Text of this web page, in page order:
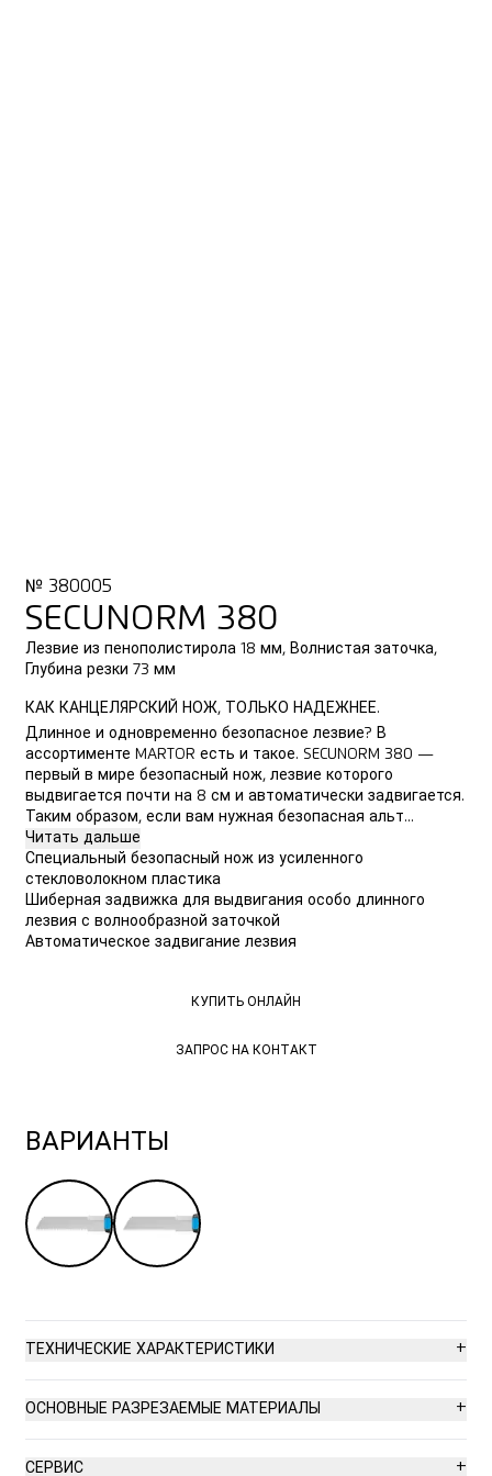
№ 380005
SECUNORM 380
Лезвие из пенополистирола 18 мм, Волнистая заточка,
Глубина резки 73 мм
КАК КАНЦЕЛЯРСКИЙ НОЖ, ТОЛЬКО НАДЕЖНЕЕ.
Длинное и одновременно безопасное лезвие? В
ассортименте MARTOR есть и такое. SECUNORM 380 —
первый в мире безопасный нож, лезвие которого
выдвигается почти на 8 см и автоматически задвигается.
Таким образом, если вам нужная безопасная альт...
Читать дальше
Специальный безопасный нож из усиленного
стекловолокном пластика
Шиберная задвижка для выдвигания особо длинного
лезвия с волнообразной заточкой
Автоматическое задвигание лезвия
КУПИТЬ ОНЛАЙН
ЗАПРОС НА КОНТАКТ
ВАРИАНТЫ
ТЕХНИЧЕСКИЕ ХАРАКТЕРИСТИКИ +
Высокая безопасность
Безопасная смена лезвия (благодаря магниту)
ОСНОВНЫЕ РАЗРЕЗАЕМЫЕ МАТЕРИАЛЫ +
Картонаж до 4 слоев
СЕРВИС +